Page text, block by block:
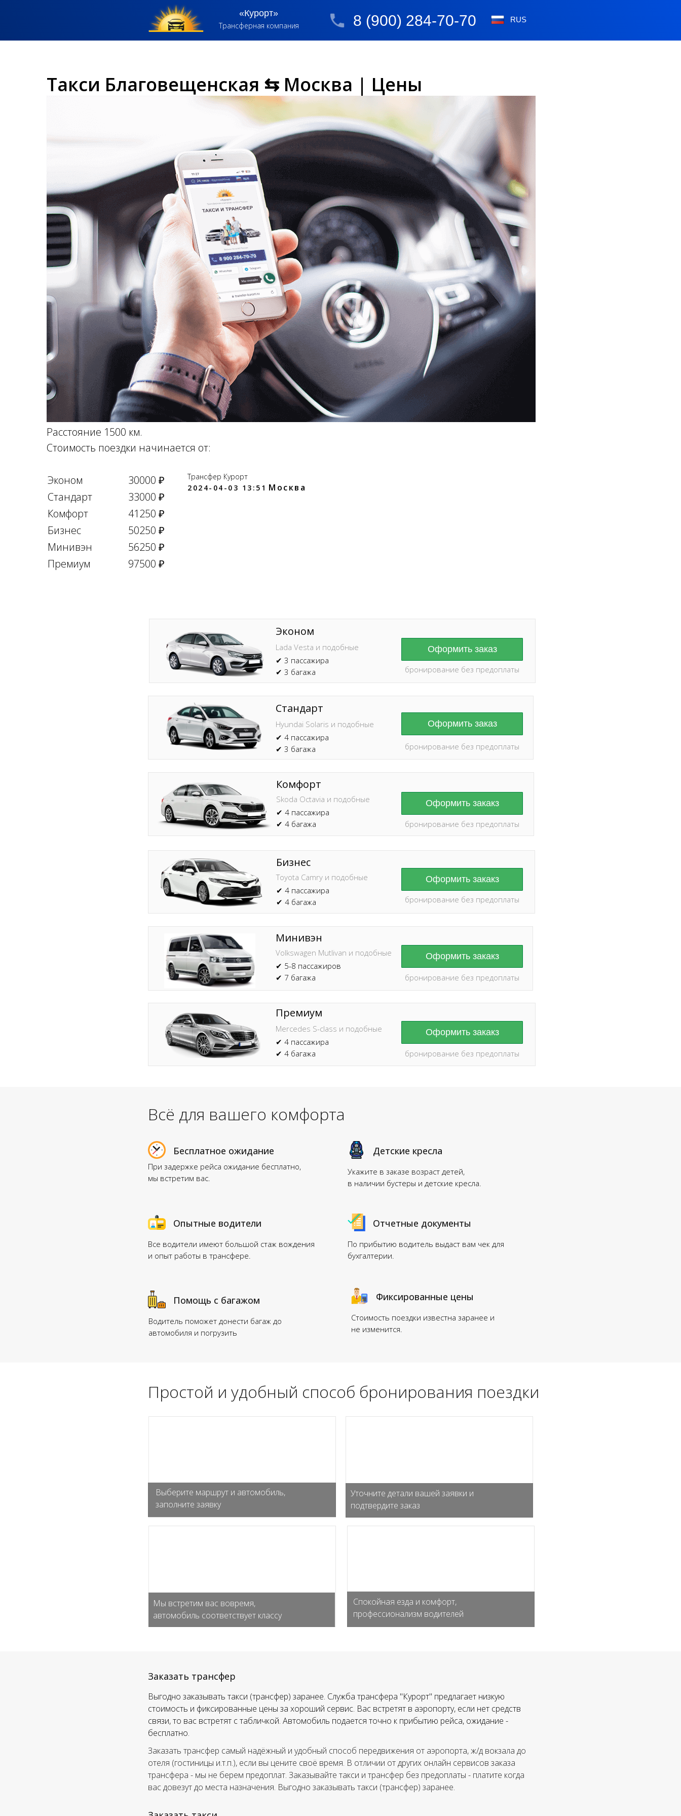
8 (900) 284-70-70
«Курорт»
Трансферная компания
RUS
Такси Благовещенская ⇆ Москва | Цены
Расстояние 1500 км.
Стоимость поездки начинается от:
Эконом
30000 ₽
Стандарт
33000 ₽
Комфорт
41250 ₽
Бизнес
50250 ₽
Минивэн
56250 ₽
Премиум
97500 ₽
Трансфер Курорт
2024-04-03 13:51 Москва
Оформить заказ
Стандарт
Hyundai Solaris и подобные
✔ 4 пассажира
✔ 3 багажа
Бизнес
Toyota Camry и подобные
✔ 4 пассажира
✔ 4 багажа
Минивэн
Volkswagen Mutlivan и подобные
✔ 5-8 пассажиров
✔ 7 багажа
Премиум
Mercedes S-class и подобные
✔ 4 пассажира
✔ 4 багажа
Оформить закакз
Оформить закакз
Оформить закакз
бронирование без предоплаты
бронирование без предоплаты
Оформить заказ
Эконом
Lada Vesta и подобные
✔ 3 пассажира
✔ 3 багажа
Комфорт
Skoda Octavia и подобные
✔ 4 пассажира
✔ 4 багажа
Оформить закакз
бронирование без предоплаты
бронирование без предоплаты
бронирование без предоплаты
бронирование без предоплаты
При задержке рейса ожидание бесплатно,
мы встретим вас.
Укажите в заказе возраст детей,
в наличии бустеры и детские кресла.
Водитель поможет донести багаж до
автомобиля и погрузить
Бесплатное ожидание Детские кресла
Помощь с багажом
Все водители имеют большой стаж вождения
и опыт работы в трансфере.
По прибытию водитель выдаст вам чек для
бухгалтерии.
Стоимость поездки известна заранее и
не изменится.
Опытные водители Отчетные документы
Фиксированные цены
Всё для вашего комфорта
Простой и удобный способ бронирования поездки
Выберите маршрут и автомобиль,
заполните заявку
Уточните детали вашей заявки и
подтвердите заказ
Мы встретим вас вовремя,
автомобиль соответствует классу
Спокойная езда и комфорт,
профессионализм водителей
Заказать трансфер самый надёжный и удобный способ передвижения от аэропорта, ж/д вокзала до
отеля (гостиницы и.т.п.), если вы цените своё время. В отличии от других онлайн сервисов заказа
трансфера - мы не берем предоплат. Заказывайте такси и трансфер без предоплаты - платите когда
вас довезут до места назначения. Выгодно заказывать такси (трансфер) заранее.
Заказать трансфер
Выгодно заказывать такси (трансфер) заранее. Служба трансфера "Курорт" предлагает низкую
стоимость и фиксированные цены за хороший сервис. Вас встретят в аэропорту, если нет средств
связи, то вас встретят с табличкой. Автомобиль подается точно к прибытию рейса, ожидание -
бесплатно.